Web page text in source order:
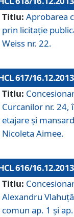
Titlu: Aprobarea
prin licitaţie
Weiss nr. 22.
617/16.12.2013
Titlu:
Curcanilor nr. 24,
etajare şi
Nicoleta Aimee.
616/16.12.2013
Titlu:
Alexandru
comun ap. 1 şi